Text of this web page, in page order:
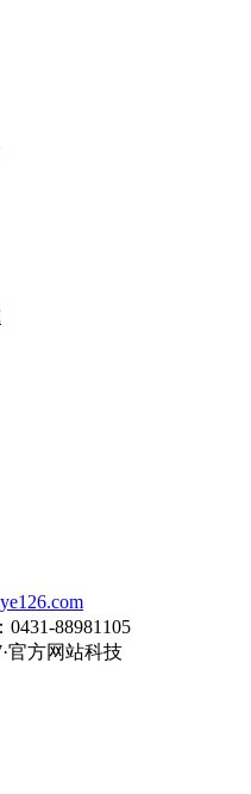
0431-88981105
官方网站科技